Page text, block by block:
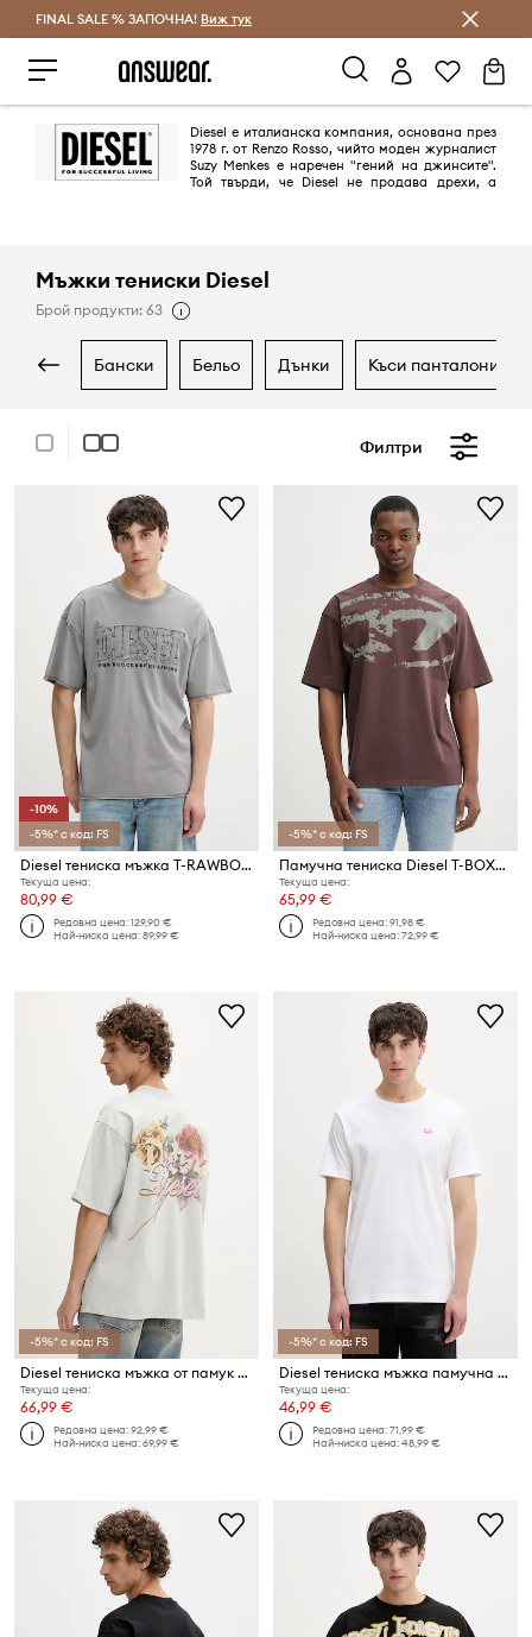
Спестявай с Answear Club
FINAL SALE % ЗАПОЧНА! Виж тук
Diesel е италианска компания, основана през
1978 г. от Renzo Rosso, чийто моден журналист
Suzy Menkes е наречен "гений на джинсите".
Той твърди, че Diesel не продава дрехи, а
Мъжки тениски Diesel
Брой продукти: 63
бански бельо дънки къси панталони
Филтри
-10%
-5%* с код: FS
Diesel тениска мъжка T-RAWBOXT
Текуща цена:
80,99 €
Редовна цена:129,90 €
Най-ниска цена:89,99 €
-5%* с код: FS
Памучна тениска Diesel T-BOXT-N14
Текуща цена:
65,99 €
Редовна цена:91,98 €
Най-ниска цена:72,99 €
-5%* с код: FS
Diesel тениска мъжка от памук T-BOGGY-V4
Текуща цена:
66,99 €
Редовна цена:92,99 €
Най-ниска цена:69,99 €
-5%* с код: FS
Diesel тениска мъжка памучна T-MIEGOR-K77
Текуща цена:
46,99 €
Редовна цена:71,99 €
Най-ниска цена:48,99 €